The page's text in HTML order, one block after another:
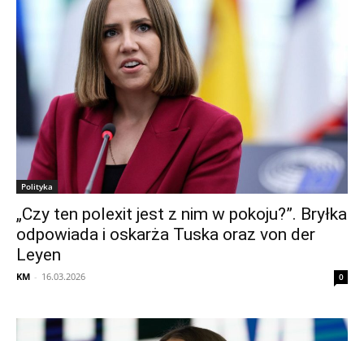
Polityka
„Czy ten polexit jest z nim w pokoju?”. Bryłka
odpowiada i oskarża Tuska oraz von der
Leyen
KM - 16.03.2026 0